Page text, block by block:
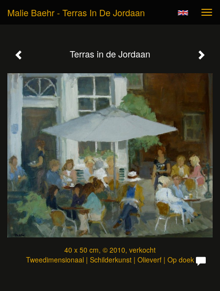
Malie Baehr - Terras In De Jordaan
Terras in de Jordaan
40 x 50 cm, © 2010, verkocht
Tweedimensionaal | Schilderkunst | Olieverf | Op doek